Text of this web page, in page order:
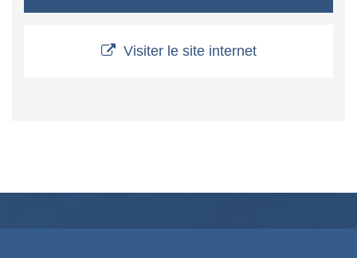
Visiter le site internet